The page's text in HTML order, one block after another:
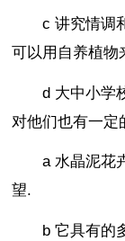
c 讲究情调
可以用自养植物
d 大中小学
对他们也有一定
a 水晶泥花
望.
b 它具有的